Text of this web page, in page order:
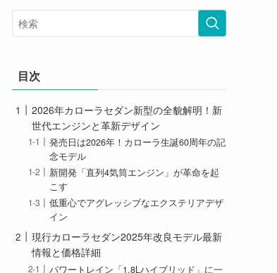
目次
2026年カローラセダン新型の全貌解明！新
世代エンジンと革新デザイン
発売日は2026年！カローラ生誕60周年の記
念モデル
新開発「直列4気筒エンジン」が革命を起
こす
低重心でアグレッシブなエクステリアデザ
イン
現行カローラセダン2025年改良モデル最新
情報と価格詳細
パワートレイン「1.8Lハイブリッド」に一